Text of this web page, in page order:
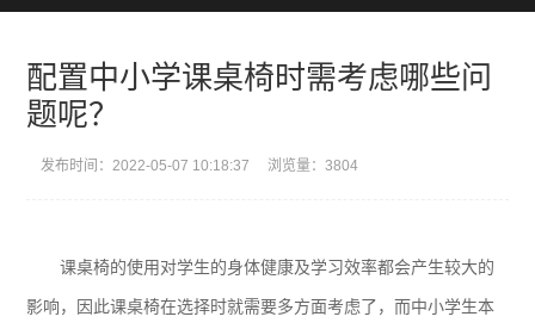
配置中小学课桌椅时需考虑哪些问
题呢？
发布时间：2022-05-07 10:18:37 浏览量：3804
课桌椅的使用对学生的身体健康及学习效率都会产生较大的
影响，因此课桌椅在选择时就需要多方面考虑了，而中小学生本